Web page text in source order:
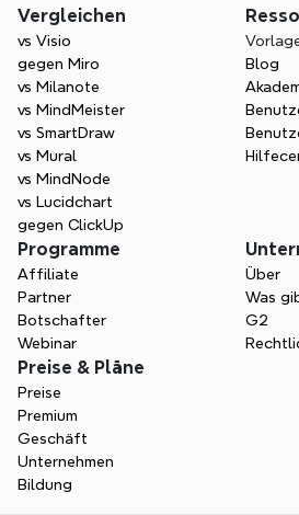
Vergleichen
vs Visio
gegen Miro
vs Milanote
vs MindMeister
vs SmartDraw
vs Mural
vs MindNode
vs Lucidchart
gegen ClickUp
Blog
Programme
Affiliate
Partner
Botschafter
Webinar
Über
Was
G2
Preise & Pläne
Preise
Premium
Geschäft
Unternehmen
Bildung